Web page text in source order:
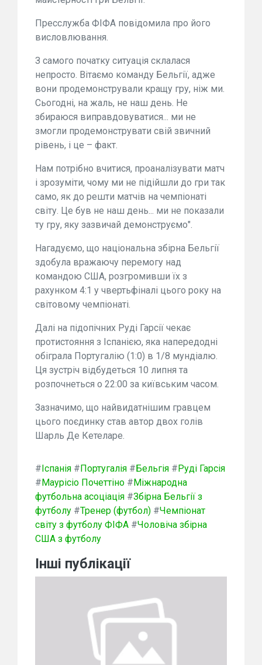
Пресслужба ФІФА повідомила про його
висловлювання.
З самого початку ситуація склалася
непросто. Вітаємо команду Бельгії, адже
вони продемонстрували кращу гру, ніж ми.
Сьогодні, на жаль, не наш день. Не
збираюся виправдовуватися... ми не
змогли продемонструвати свій звичний
рівень, і це – факт.
Нам потрібно вчитися, проаналізувати матч
і зрозуміти, чому ми не підійшли до гри так
само, як до решти матчів на чемпіонаті
світу. Це був не наш день... ми не показали
ту гру, яку зазвичай демонструємо".
Нагадуємо, що національна збірна Бельгії
здобула вражаючу перемогу над
командою США, розгромивши їх з
рахунком 4:1 у чвертьфіналі цього року на
світовому чемпіонаті.
Далі на підопічних Руді Гарсії чекає
протистояння з Іспанією, яка напередодні
обіграла Португалію (1:0) в 1/8 мундіалю.
Ця зустріч відбудеться 10 липня та
розпочнеться о 22:00 за київським часом.
Зазначимо, що найвидатнішим гравцем
цього поєдинку став автор двох голів
Шарль Де Кетеларе.
#Іспанія #Португалія #Бельгія #Руді Гарсія
#Маурісіо Почеттіно #Міжнародна
футбольна асоціація #Збірна Бельгії з
футболу #Тренер (футбол) #Чемпіонат
світу з футболу ФІФА #Чоловіча збірна
США з футболу
Інші публікації